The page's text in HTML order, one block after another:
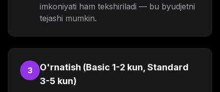
imkoniyati ham tekshiriladi — bu byudjetni
tejashi mumkin.
3
O'rnatish (Basic 1-2 kun, Standard
3-5 kun)